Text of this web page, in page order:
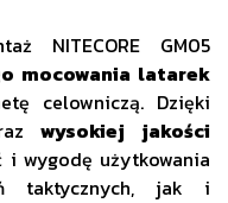
NITECORE GM05
mocowania latarek
celowniczą. Dzięki
wysokiej jakości
i wygodę użytkowania
taktycznych, jak i